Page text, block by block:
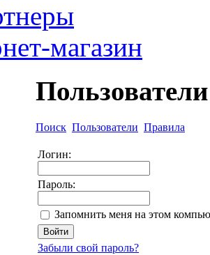
магазин
Пользователи
Поиск Пользователи Правила
Логин:
Пароль:
Запомнить меня на этом
Забыли свой пароль?